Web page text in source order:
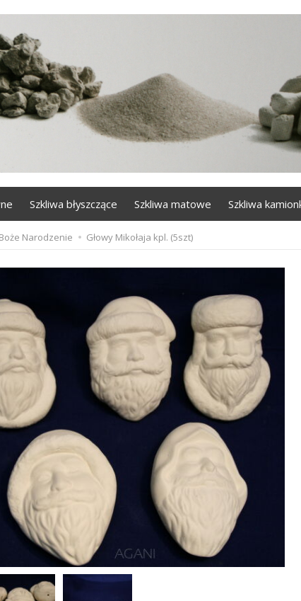
Szkliwa błyszczące Szkliwa matowe Szkliwa
Boże Narodzenie Głowy Mikołaja kpl. (5szt)